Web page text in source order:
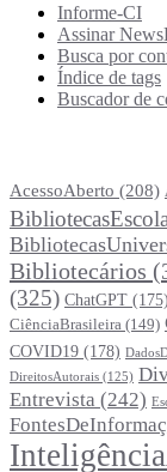
Informe-CI
Assinar
Busca por
Índice de tags
Buscador de
AcessoAberto (208)
Bibliotecários
(325) ChatGPT (175)
CiênciaBrasileira (149)
COVID19 (178)
DireitosAutorais (125)
Entrevista (242)